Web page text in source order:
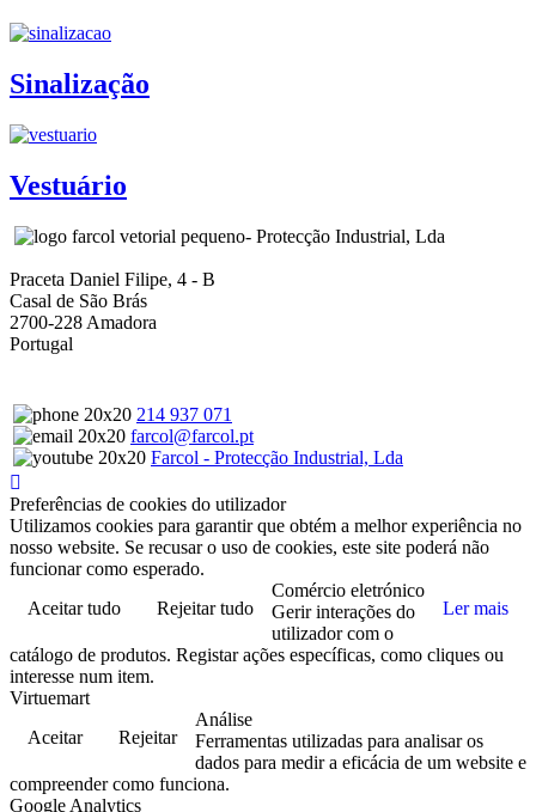
Sinalização
Vestuário
- Protecção Industrial, Lda
Praceta Daniel Filipe, 4 - B
Casal de São Brás
2700-228 Amadora
Portugal
214 937 071
farcol@farcol.pt
Farcol - Protecção Industrial, Lda
Preferências de cookies do utilizador
Utilizamos cookies para garantir que obtém a melhor experiência no
nosso website. Se recusar o uso de cookies, este site poderá não
funcionar como esperado.
Aceitar tudo
Rejeitar tudo Ler mais
Comércio eletrónico
Gerir interações do
utilizador com o
catálogo de produtos. Registar ações específicas, como cliques ou
interesse num item.
Virtuemart
Aceitar
Rejeitar
Análise
Ferramentas utilizadas para analisar os
dados para medir a eficácia de um website e
compreender como funciona.
Google Analytics